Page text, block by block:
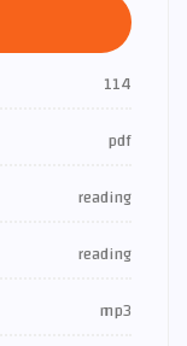
114
pdf
reading
reading
mp3